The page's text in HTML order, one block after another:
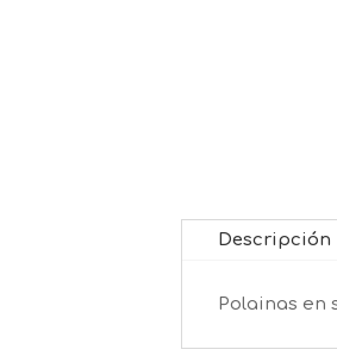
Descripción
Polainas en